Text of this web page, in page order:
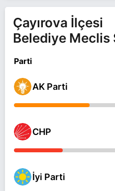
Çayırova İlçesi
Belediye Meclis
Parti
AK Parti
CHP
İyi Parti